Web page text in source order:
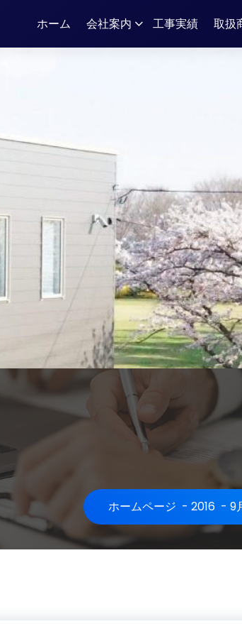
ホーム 会社案内 工事実績 取扱
ホームページ - 2016 - 9